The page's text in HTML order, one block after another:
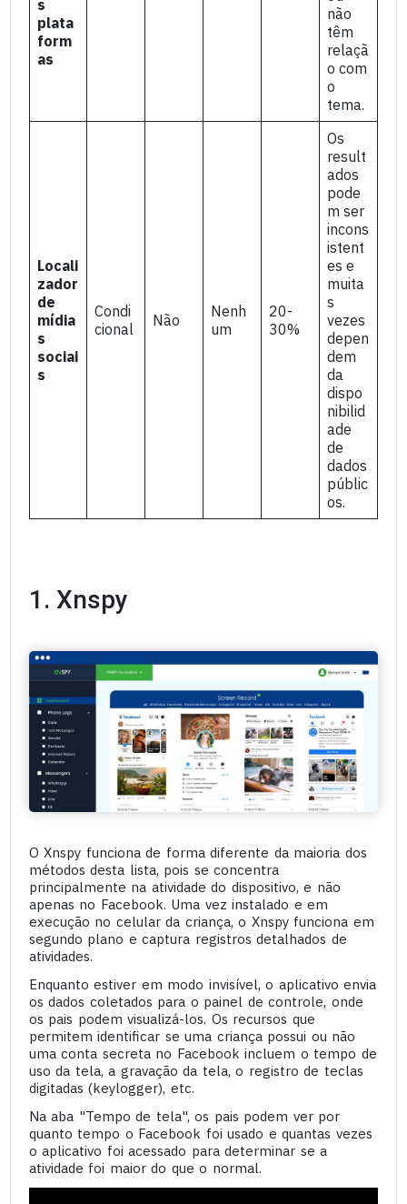
s
plata
form
as
não
têm
relaçã
o com
o
tema.
Locali
zador
de
mídia
s
sociai
s
Condi
cional
Não
Nenh
um
20-
30%
Os
result
ados
pode
m ser
incons
istent
es e
muita
s
vezes
depen
dem
da
dispo
nibilid
ade
de
dados
públic
os.
1. Xnspy
O Xnspy funciona de forma diferente da maioria dos
métodos desta lista, pois se concentra
principalmente na atividade do dispositivo, e não
apenas no Facebook. Uma vez instalado e em
execução no celular da criança, o Xnspy funciona em
segundo plano e captura registros detalhados de
atividades.
Enquanto estiver em modo invisível, o aplicativo envia
os dados coletados para o painel de controle, onde
os pais podem visualizá-los. Os recursos que
permitem identificar se uma criança possui ou não
uma conta secreta no Facebook incluem o tempo de
uso da tela, a gravação da tela, o registro de teclas
digitadas (keylogger), etc.
Na aba "Tempo de tela", os pais podem ver por
quanto tempo o Facebook foi usado e quantas vezes
o aplicativo foi acessado para determinar se a
atividade foi maior do que o normal.